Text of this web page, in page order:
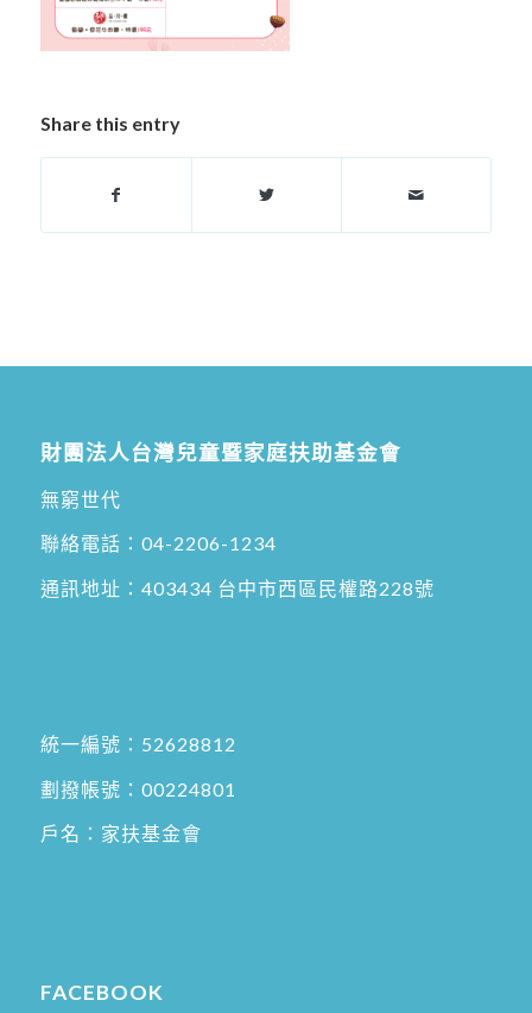
Share this entry
財團法人台灣兒童暨家庭扶助基金會
無窮世代
聯絡電話： 04-2206-1234
通訊地址： 403434 台中市西區民權路228號
統一編號：52628812
劃撥帳號：00224801
戶名：家扶基金會
FACEBOOK